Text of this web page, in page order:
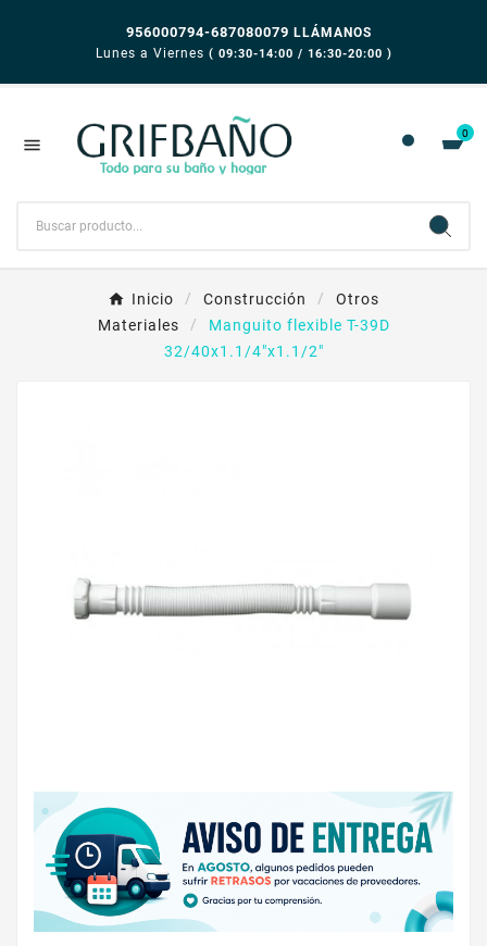
956000794-687080079 LLÁMANOS
Lunes a Viernes ( 09:30-14:00 / 16:30-20:00 )

0
Inicio Construcción
Otros
Materiales
Manguito flexible T-39D
32/40x1.1/4"x1.1/2"